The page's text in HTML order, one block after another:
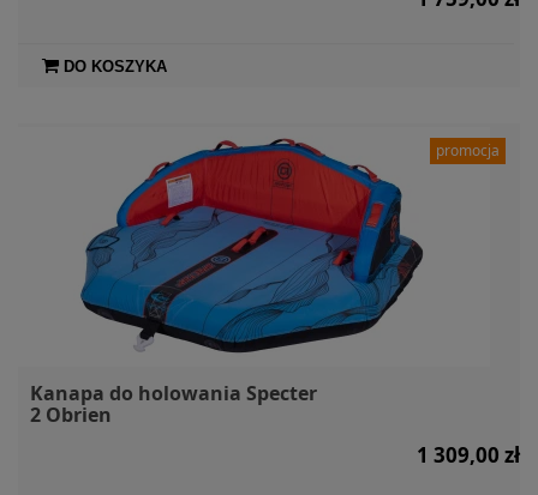
DO KOSZYKA
Kanapa do holowania Specter
2 Obrien
1 309,00 zł
promocja